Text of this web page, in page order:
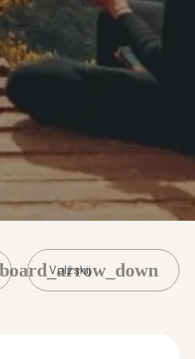
Volžskij